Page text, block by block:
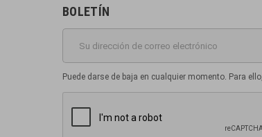
BOLETÍN
Puede darse de baja en cualquier momento. Para